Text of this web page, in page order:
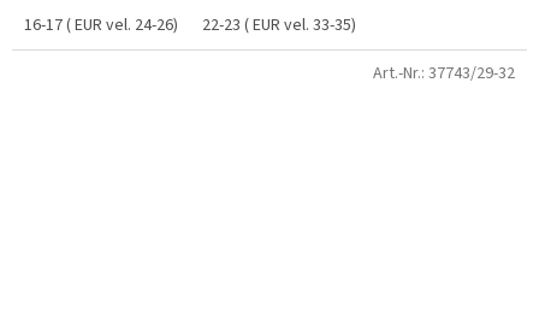
16-17 ( EUR vel. 24-26)
22-23 ( EUR vel. 33-35)
Art.-Nr.: 37743/29-32